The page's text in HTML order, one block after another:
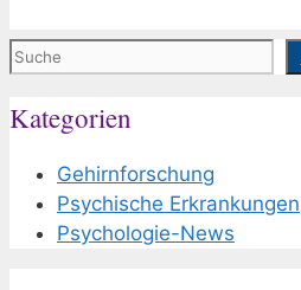
Suchen
Kategorien
Gehirnforschung
Psychische Erkrankungen
Psychologie-News